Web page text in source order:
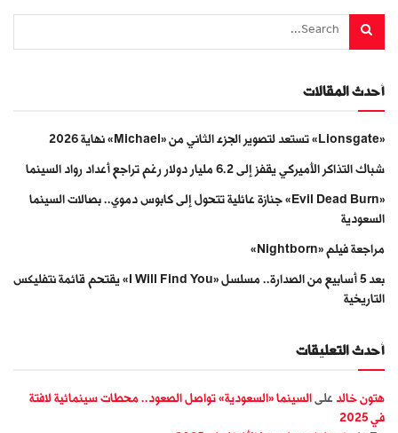
أحدث المقالات
«Lionsgate» تستعد لتصوير الجزء الثاني من «Michael» نهاية 2026
شباك التذاكر الأميركي يقفز إلى 6.2 مليار دولار رغم تراجع أعداد رواد السينما
«Evil Dead Burn» جنازة عائلية تتحول إلى كابوس دموي.. بصالات السينما
السعودية
مراجعة فيلم «Nightborn»
بعد 5 أسابيع من الصدارة.. مسلسل «I Will Find You» يقتحم قائمة نتفليكس
التاريخية
أحدث التعليقات
هتون خالد على السينما «السعودية» تواصل الصعود.. محطات سينمائية لافتة
في 2025